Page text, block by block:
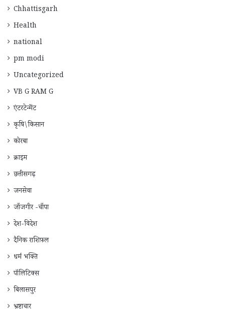
Chhattisgarh
Health
national
pm modi
Uncategorized
VB G RAM G
एंटरटेन्मेंट
कृषि\किसान
कोरबा
क्राइम
छत्तीसगढ़
जनसेवा
जाँजगीर -चाँपा
देश-विदेश
दैनिक राशिफ़ल
धर्म भक्ति
पॉलिटिक्स
बिलासपुर
भ्रष्टाचार